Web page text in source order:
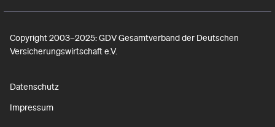
Copyright 2003–2025: GDV Gesamtverband der Deutschen
Versicherungswirtschaft e.V.
Datenschutz
Impressum